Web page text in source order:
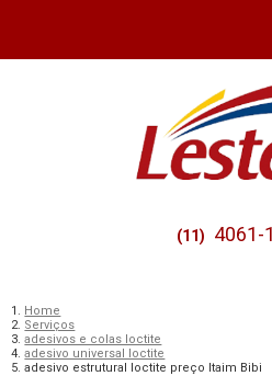
(11) 4061-
Home
Serviços
adesivos e colas loctite
adesivo universal loctite
adesivo estrutural loctite preço Itaim Bibi